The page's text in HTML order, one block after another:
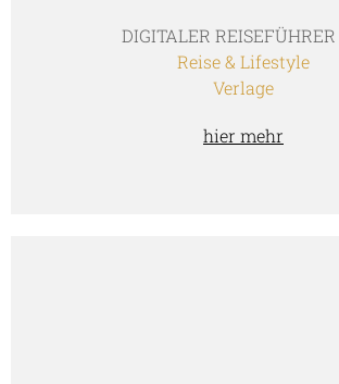
DIGITALER
Reise & Lifestyle
Verlage
hier mehr